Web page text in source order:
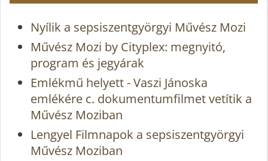
Nyílik a sepsiszentgyörgyi Művész Mozi
Művész Mozi by Cityplex: megnyitó,
program és jegyárak
Emlékmű helyett - Vaszi Jánoska
emlékére c. dokumentumfilmet vetítik a
Művész Moziban
Lengyel Filmnapok a sepsiszentgyörgyi
Művész Moziban